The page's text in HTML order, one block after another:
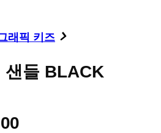
래픽 키즈
샌들 BLACK